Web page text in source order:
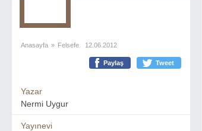
Anasayfa » Felsefe 12.06.2012
Paylaş Tweet
Yazar
Nermi Uygur
Yayınevi